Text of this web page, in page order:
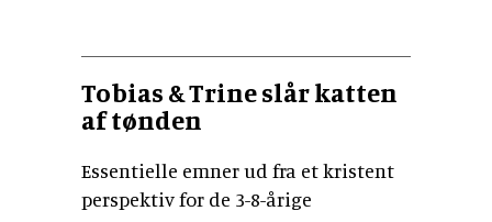
Tobias & Trine slår katten
af tønden
Essentielle emner ud fra et kristent
perspektiv for de 3-8-årige